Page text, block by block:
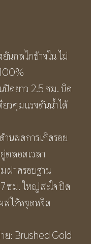
นกลไกข้างใน ไม่
ดยาว 2.5 ซม. บิด
วคุมแรงดันน้ำได้
นลดการเกิดรอย
ตลอดเวลา
ฝาครอบฐาน
ซม. ใหญ่สะใจ ปิด
ล่ให้หงุดหงิด
ย: Brushed Gold